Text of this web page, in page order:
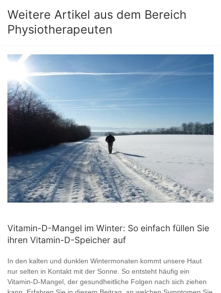
Weitere Artikel aus dem Bereich
Physiotherapeuten
Vitamin-D-Mangel im Winter: So einfach füllen Sie
ihren Vitamin-D-Speicher auf
In den kalten und dunklen Wintermonaten kommt unsere Haut
nur selten in Kontakt mit der Sonne. So entsteht häufig ein
Vitamin-D-Mangel, der gesundheitliche Folgen nach sich ziehen